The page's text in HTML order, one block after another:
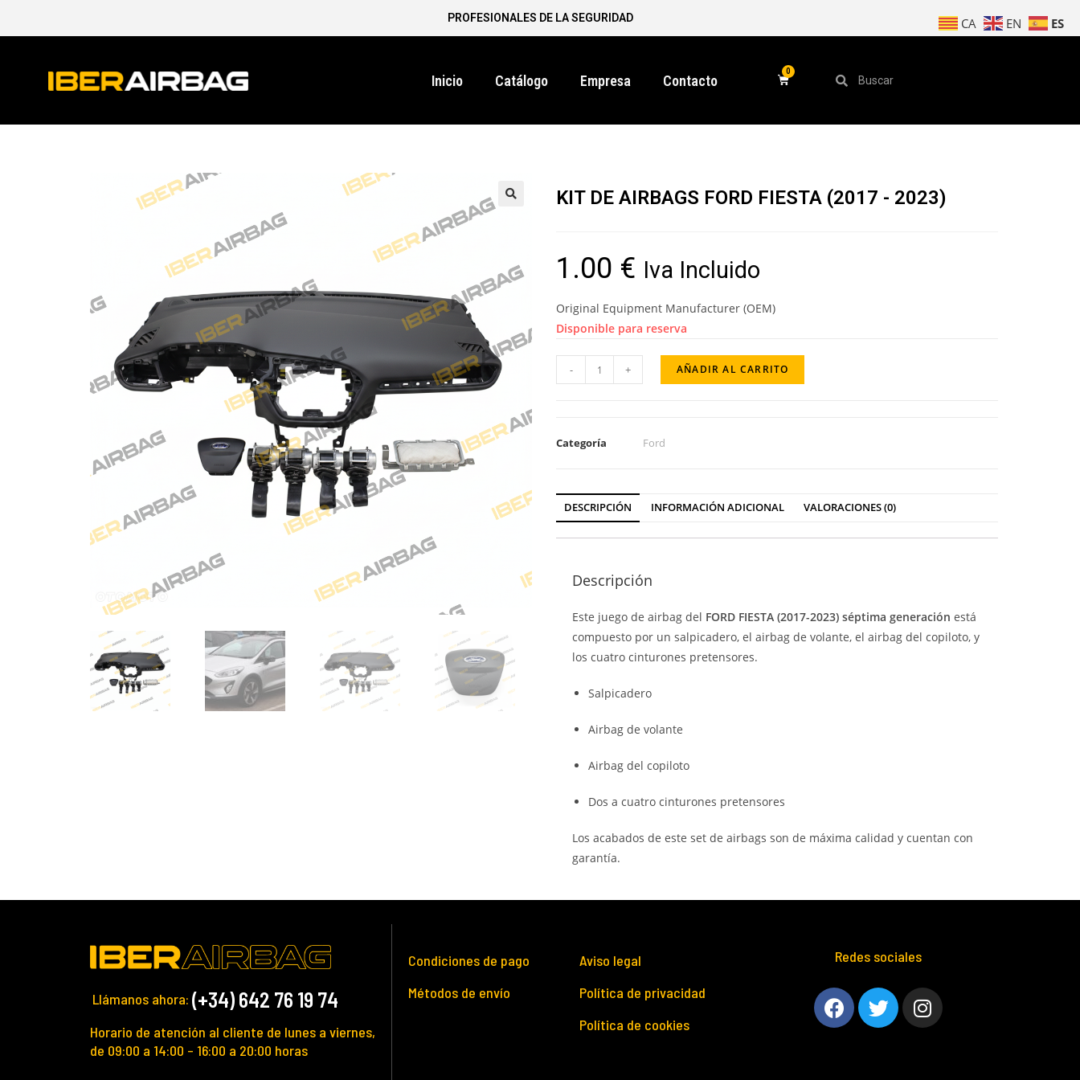
PROFESIONALES DE LA SEGURIDAD
Inicio Catálogo Empresa Contacto
KIT DE AIRBAGS FORD FIESTA (2017 - 2023)
1.00 € Iva Incluido
Original Equipment Manufacturer (OEM)
Disponible para reserva
- + AÑADIR AL CARRITO
Categoría Ford
DESCRIPCIÓN INFORMACIÓN ADICIONAL VALORACIONES (0)
Descripción
Este juego de airbag del FORD FIESTA (2017-2023) séptima generación está
compuesto por un salpicadero, el airbag de volante, el airbag del copiloto, y
los cuatro cinturones pretensores.
Salpicadero
Airbag de volante
Airbag del copiloto
Dos a cuatro cinturones pretensores
Los acabados de este set de airbags son de máxima calidad y cuentan con
garantía.
Llámanos ahora: (+34) 642 76 19 74
Horario de atención al cliente de lunes a viernes,
de 09:00 a 14:00 – 16:00 a 20:00 horas
Condiciones de pago
Métodos de envío
Aviso legal
Política de privacidad
Política de cookies
Redes sociales
CA EN ES